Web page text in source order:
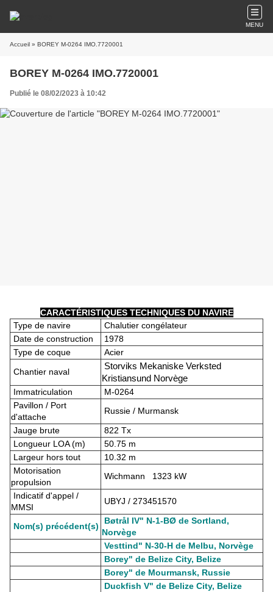
MENU
Accueil » BOREY M-0264 IMO.7720001
BOREY M-0264 IMO.7720001
Publié le 08/02/2023 à 10:42
CARACTÉRISTIQUES TECHNIQUES DU NAVIRE
Type de navire
Chalutier congélateur
Date de construction
1978
Type de coque
Acier
Chantier naval
Storviks Mekaniske Verksted
Kristiansund Norvège
Immatriculation
M-0264
Pavillon / Port
d'attache
Russie / Murmansk
Jauge brute
822 Tx
Longueur LOA (m)
50.75 m
Largeur hors tout
10.32 m
Motorisation
propulsion
Wichmann 1323 kW
Indicatif d'appel /
MMSI
UBYJ / 273451570
Nom(s) précédent(s)
Bøtrål IV" N-1-BØ de Sortland,
Norvège
Vesttind" N-30-H de Melbu, Norvège
Borey" de Belize City, Belize
Borey" de Mourmansk, Russie
Duckfish V" de Belize City, Belize